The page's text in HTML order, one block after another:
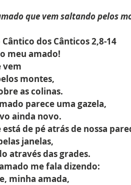
que vem saltando pelos
dos Cânticos 2,8-14
meu amado!
vem
montes,
as colinas.
parece uma gazela,
ainda novo.
está de pé atrás de nossa
janelas,
através das grades.
me fala dizendo:
minha amada,